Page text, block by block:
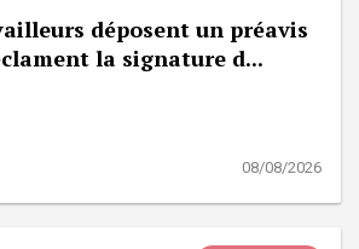
déposent un préavis
la signature d...
08/08/2026